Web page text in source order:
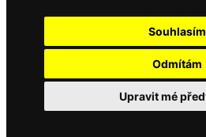
Souhlasím
Odmítám
Upravit mé